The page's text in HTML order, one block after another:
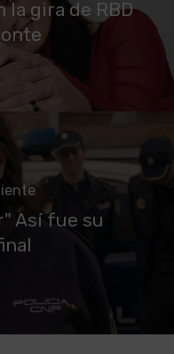
la gira de RBD
Así fue su